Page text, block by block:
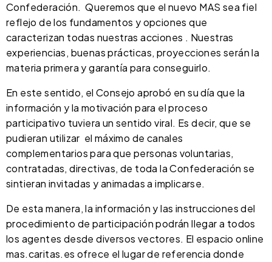
Confederación. Queremos que el nuevo MAS sea fiel
reflejo de los fundamentos y opciones que
caracterizan todas nuestras acciones . Nuestras
experiencias, buenas prácticas, proyecciones serán la
materia primera y garantía para conseguirlo.
En este sentido, el Consejo aprobó en su día que la
información y la motivación para el proceso
participativo tuviera un sentido viral. Es decir, que se
pudieran utilizar el máximo de canales
complementarios para que personas voluntarias,
contratadas, directivas, de toda la Confederación se
sintieran invitadas y animadas a implicarse.
De esta manera, la información y las instrucciones del
procedimiento de participación podrán llegar a todos
los agentes desde diversos vectores. El espacio online
mas.caritas.es ofrece el lugar de referencia donde